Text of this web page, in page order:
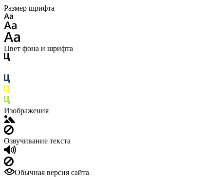
Размер шрифта
Цвет фона и шрифта
Изображения
Озвучивание текста
Обычная версия сайта